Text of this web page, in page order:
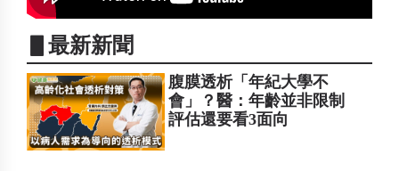
▋最新新聞
腹膜透析「年紀大學不
會」？醫：年齡並非限制
評估還要看3面向